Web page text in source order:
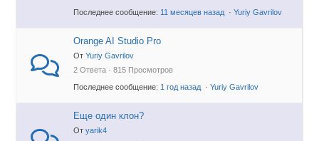
Последнее сообщение: 11 месяцев назад ·Yuriy Gavrilov
Orange AI Studio Pro
ОтYuriy Gavrilov
2 Ответа · 815 Просмотров
Последнее сообщение: 1 год назад ·Yuriy Gavrilov
Еще один клон?
Отyarik4